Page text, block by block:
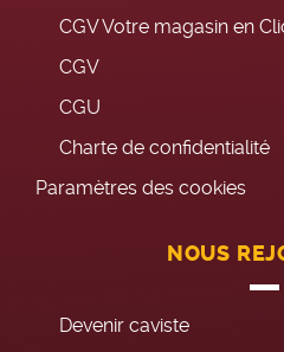
CGV Votre magasin en
CGV
CGU
Charte de confidentialité
Paramètres des cookies
NOUS
Devenir caviste